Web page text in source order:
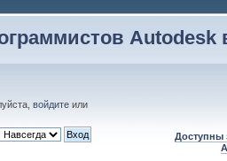
Autodesk
войдите или
Доступны